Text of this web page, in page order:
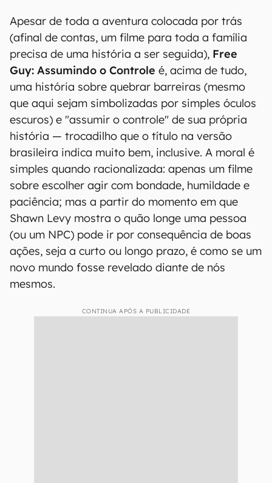
Apesar de toda a aventura colocada por trás
(afinal de contas, um filme para toda a família
precisa de uma história a ser seguida), Free
Guy: Assumindo o Controle é, acima de tudo,
uma história sobre quebrar barreiras (mesmo
que aqui sejam simbolizadas por simples óculos
escuros) e "assumir o controle" de sua própria
história — trocadilho que o título na versão
brasileira indica muito bem, inclusive. A moral é
simples quando racionalizada: apenas um filme
sobre escolher agir com bondade, humildade e
paciência; mas a partir do momento em que
Shawn Levy mostra o quão longe uma pessoa
(ou um NPC) pode ir por consequência de boas
ações, seja a curto ou longo prazo, é como se um
novo mundo fosse revelado diante de nós
mesmos.
CONTINUA APÓS A PUBLICIDADE